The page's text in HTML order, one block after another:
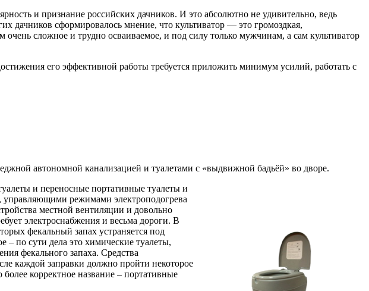
и признание российских дачников. И это абсолютно не удивительно, ведь
дачников сформировалось мнение, что культиватор — это громоздкая,
сложное и трудно осваиваемое, и под силу только мужчинам, а сам культиватор
его эффективной работы требуется приложить минимум усилий, работать с
автономной канализацией и туалетами с «выдвижной бадьёй» во дворе.
и переносные портативные туалеты и
режимами электроподогрева
местной вентиляции и довольно
электроснабжения и весьма дороги. В
фекальный запах устраняется под
– по сути дела это химические туалеты,
фекального запаха. Средства
каждой заправки должно пройти некоторое
корректное название – портативные